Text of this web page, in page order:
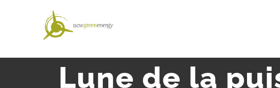
Lune de la